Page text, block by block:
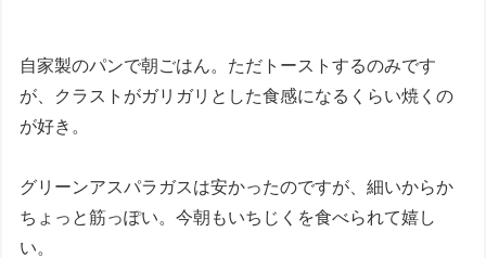
自家製のパンで朝ごはん。ただトーストするのみです
が、クラストがガリガリとした食感になるくらい焼くの
が好き。
グリーンアスパラガスは安かったのですが、細いからか
ちょっと筋っぽい。今朝もいちじくを食べられて嬉し
い。